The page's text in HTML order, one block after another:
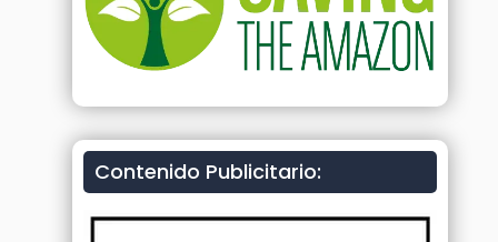
Contenido Publicitario: